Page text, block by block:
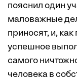
пояснил один
маловажные
приносят, и,
успешное
самого
человека в